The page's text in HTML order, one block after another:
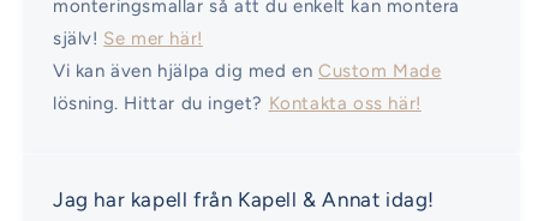
monteringsmallar så att du enkelt kan montera
själv! Se mer här!
Vi kan även hjälpa dig med enCustom Made
lösning. Hittar du inget? Kontakta oss här!
Jag har kapell från Kapell & Annat idag!